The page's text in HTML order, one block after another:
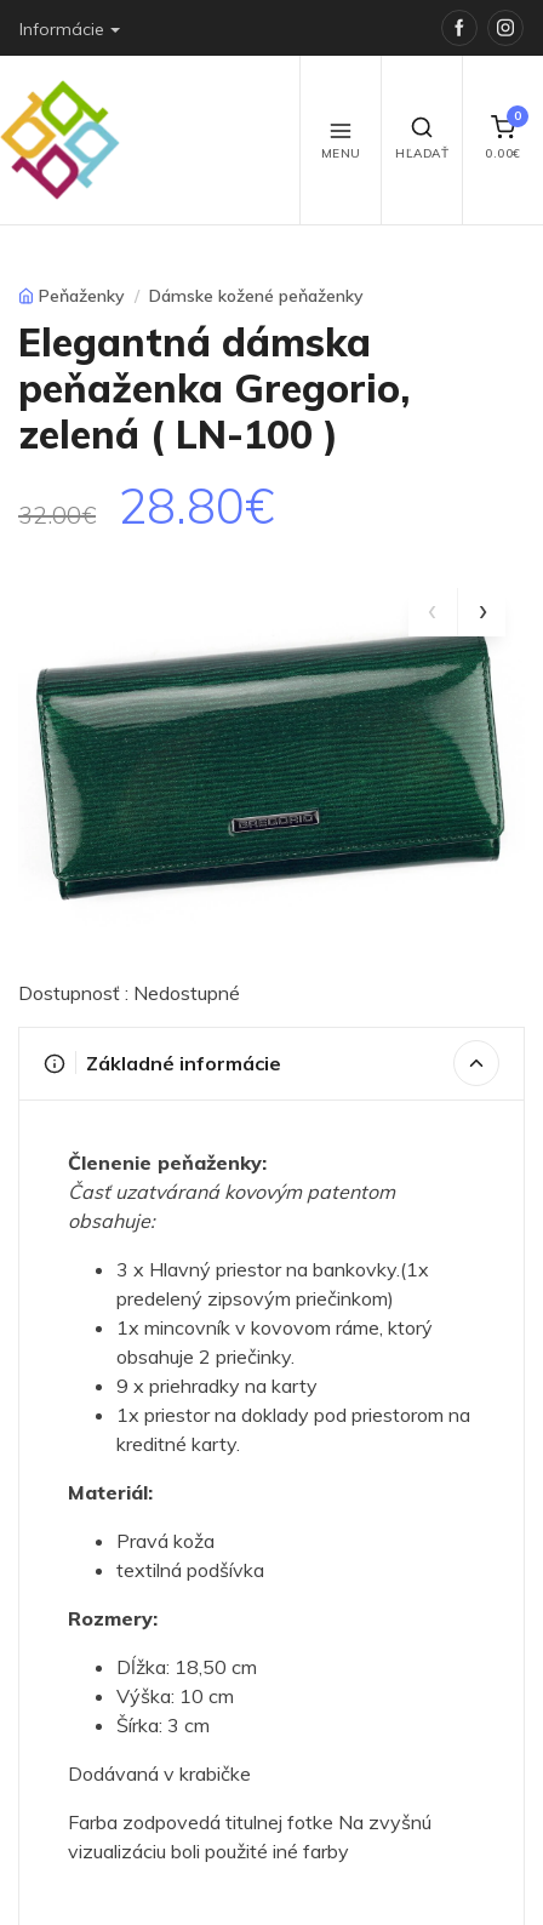
Informácie
MENU HĽADAŤ
0
0.00€
Peňaženky Dámske kožené peňaženky
Elegantná dámska
peňaženka Gregorio,
zelená ( LN-100 )
32.00€ 28.80€
Dostupnosť : Nedostupné
Základné informácie
Členenie peňaženky:
Časť uzatváraná kovovým patentom
obsahuje:
3 x Hlavný priestor na bankovky.(1x
predelený zipsovým priečinkom)
1x mincovník v kovovom ráme, ktorý
obsahuje 2 priečinky.
9 x priehradky na karty
1x priestor na doklady pod priestorom na
kreditné karty.
Materiál:
Pravá koža
textilná podšívka
Rozmery:
Dĺžka: 18,50 cm
Výška: 10 cm
Šírka: 3 cm
Dodávaná v krabičke
Farba zodpovedá titulnej fotke Na zvyšnú
vizualizáciu boli použité iné farby